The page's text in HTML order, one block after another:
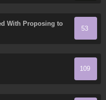
With Proposing to
53
109